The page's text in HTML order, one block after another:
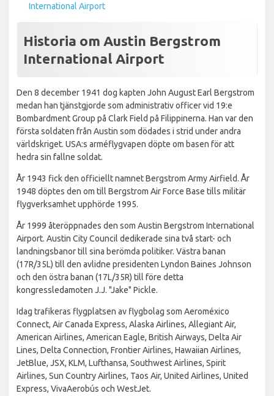
International Airport
Historia om Austin Bergstrom
International Airport
Den 8 december 1941 dog kapten John August Earl Bergstrom
medan han tjänstgjorde som administrativ officer vid 19:e
Bombardment Group på Clark Field på Filippinerna. Han var den
första soldaten från Austin som dödades i strid under andra
världskriget. USA:s arméflygvapen döpte om basen för att
hedra sin fallne soldat.
År 1943 fick den officiellt namnet Bergstrom Army Airfield. År
1948 döptes den om till Bergstrom Air Force Base tills militär
flygverksamhet upphörde 1995.
År 1999 återöppnades den som Austin Bergstrom International
Airport. Austin City Council dedikerade sina två start- och
landningsbanor till sina berömda politiker. Västra banan
(17R/35L) till den avlidne presidenten Lyndon Baines Johnson
och den östra banan (17L/35R) till före detta
kongressledamoten J.J. "Jake" Pickle.
Idag trafikeras flygplatsen av flygbolag som Aeroméxico
Connect, Air Canada Express, Alaska Airlines, Allegiant Air,
American Airlines, American Eagle, British Airways, Delta Air
Lines, Delta Connection, Frontier Airlines, Hawaiian Airlines,
JetBlue, JSX, KLM, Lufthansa, Southwest Airlines, Spirit
Airlines, Sun Country Airlines, Taos Air, United Airlines, United
Express, VivaAerobús och WestJet.